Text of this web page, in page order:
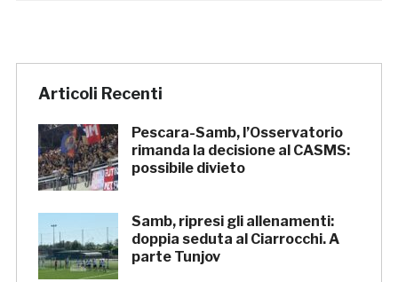
Articoli Recenti
Pescara-Samb, l’Osservatorio
rimanda la decisione al CASMS:
possibile divieto
Samb, ripresi gli allenamenti:
doppia seduta al Ciarrocchi. A
parte Tunjov